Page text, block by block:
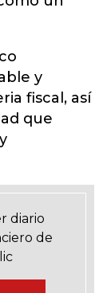
y
fiscal, así
que
diario
de